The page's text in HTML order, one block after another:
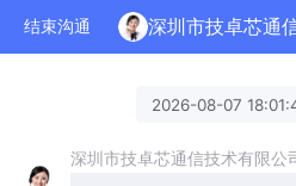
结束沟通
2026-08-07
深圳市技卓芯通信技术有限公